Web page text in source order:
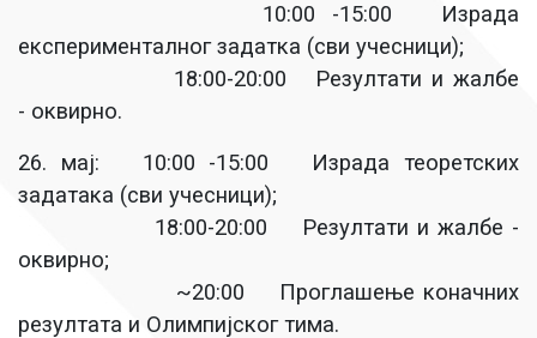
10:00 -15:00 Израда
експерименталног задатка (сви учесници);
18:00-20:00 Резултати и жалбе
- оквирно.
26. мај: 10:00 -15:00 Израда теоретских
задатака (сви учесници);
18:00-20:00 Резултати и жалбе -
оквирно;
~20:00 Проглашење коначних
резултата и Олимпијског тима.